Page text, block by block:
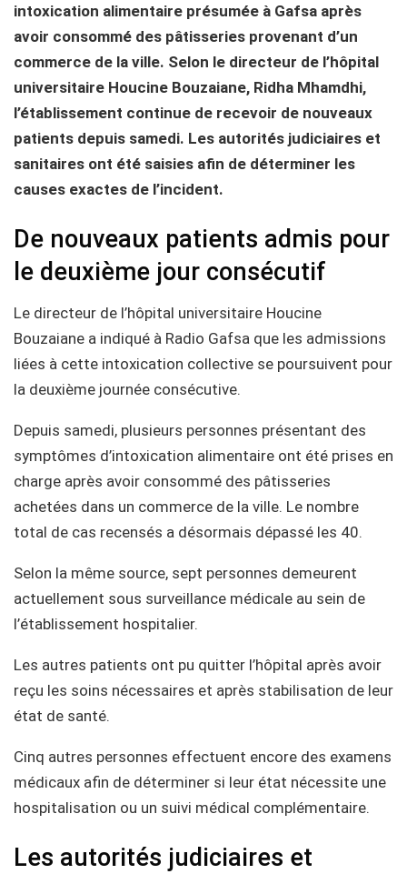
intoxication alimentaire présumée à Gafsa après
avoir consommé des pâtisseries provenant d’un
commerce de la ville. Selon le directeur de l’hôpital
universitaire Houcine Bouzaiane, Ridha Mhamdhi,
l’établissement continue de recevoir de nouveaux
patients depuis samedi. Les autorités judiciaires et
sanitaires ont été saisies afin de déterminer les
causes exactes de l’incident.
De nouveaux patients admis pour
le deuxième jour consécutif
Le directeur de l’hôpital universitaire Houcine
Bouzaiane a indiqué à Radio Gafsa que les admissions
liées à cette intoxication collective se poursuivent pour
la deuxième journée consécutive.
Depuis samedi, plusieurs personnes présentant des
symptômes d’intoxication alimentaire ont été prises en
charge après avoir consommé des pâtisseries
achetées dans un commerce de la ville. Le nombre
total de cas recensés a désormais dépassé les 40.
Selon la même source, sept personnes demeurent
actuellement sous surveillance médicale au sein de
l’établissement hospitalier.
Les autres patients ont pu quitter l’hôpital après avoir
reçu les soins nécessaires et après stabilisation de leur
état de santé.
Cinq autres personnes effectuent encore des examens
médicaux afin de déterminer si leur état nécessite une
hospitalisation ou un suivi médical complémentaire.
Les autorités judiciaires et